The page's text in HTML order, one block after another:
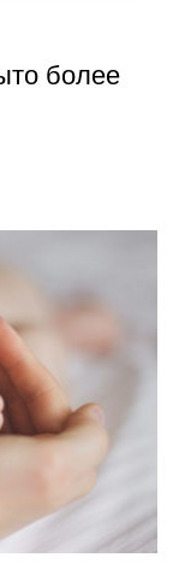
более